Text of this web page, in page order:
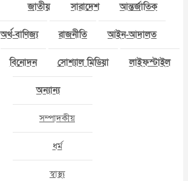
জাতীয় সারাদেশ আন্তর্জাতিক
অর্থ-বাণিজ্য রাজনীতি আইন-আদালত
বিনোদন সোশ্যাল মিডিয়া লাইফস্টাইল
অন্যান্য
সম্পাদকীয়
ধর্ম
স্বাস্থ্য